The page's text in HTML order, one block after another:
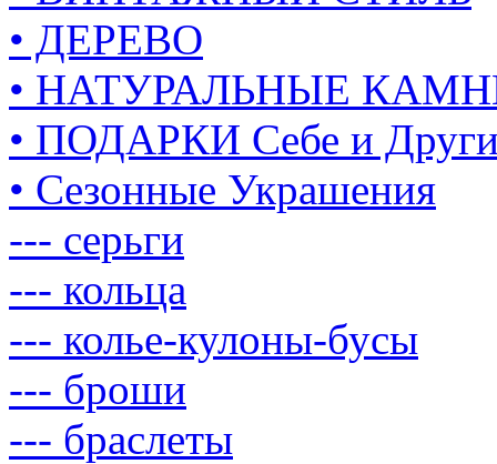
• ДЕРЕВО
• НАТУРАЛЬНЫЕ
• ПОДАРКИ Себе и
• Сезонные Украшения
--- серьги
--- кольца
--- колье-кулоны-бусы
--- броши
--- браслеты